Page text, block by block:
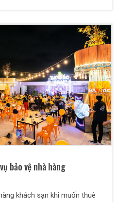
bảo vệ nhà hàng
khách sạn khi muốn thuê